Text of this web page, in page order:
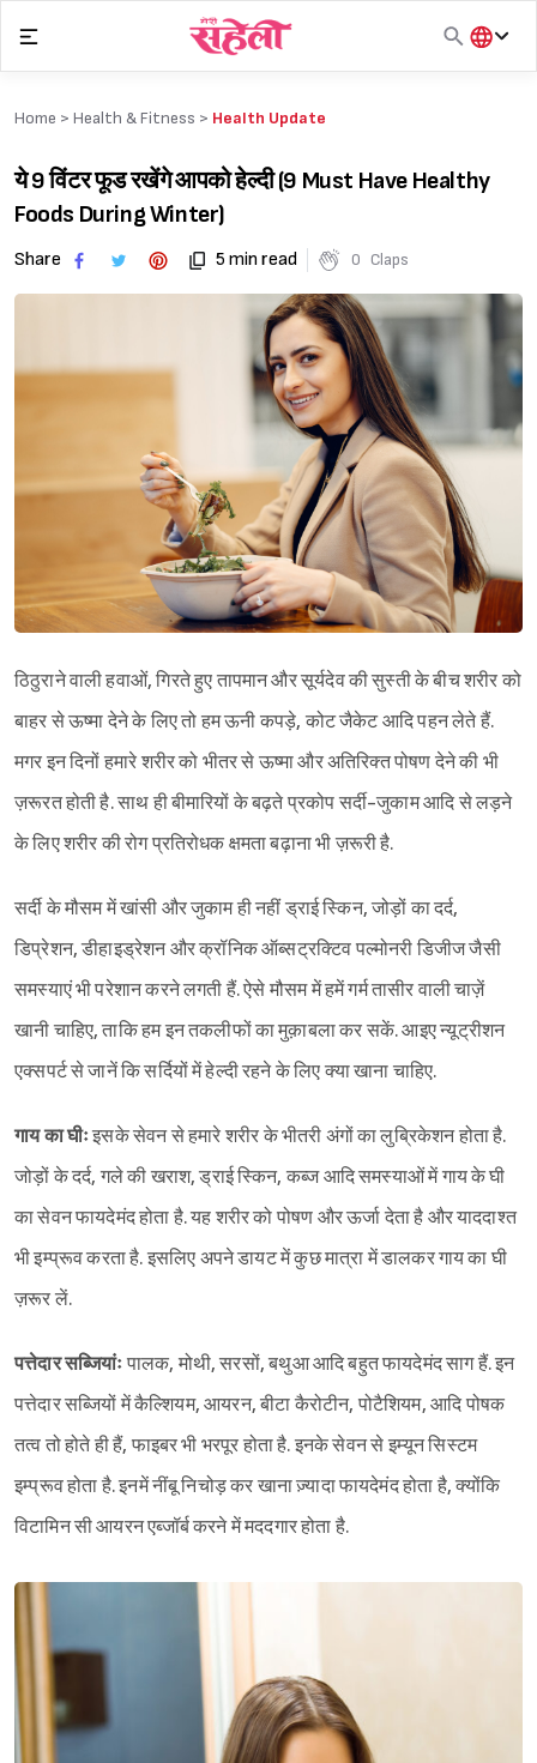
content
हिंदी
Home > Health & Fitness > Health Update
ये 9 विंटर फूड रखेंगे आपको हेल्दी (9 Must Have Healthy
Foods During Winter)
Share 5 min read 0 Claps
ठिठुराने वाली हवाओं, गिरते हुए तापमान और सूर्यदेव की सुस्ती के बीच शरीर को
बाहर से ऊष्मा देने के लिए तो हम ऊनी कपड़े, कोट जैकेट आदि पहन लेते हैं.
मगर इन दिनों हमारे शरीर को भीतर से ऊष्मा और अतिरिक्त पोषण देने की भी
ज़रूरत होती है. साथ ही बीमारियों के बढ़ते प्रकोप सर्दी-जुकाम आदि से लड़ने
के लिए शरीर की रोग प्रतिरोधक क्षमता बढ़ाना भी ज़रूरी है.
सर्दी के मौसम में खांसी और जुकाम ही नहीं ड्राई स्किन, जोड़ों का दर्द,
डिप्रेशन, डीहाइड्रेशन और क्रॉनिक ऑब्सट्रक्टिव पल्मोनरी डिजीज जैसी
समस्याएं भी परेशान करने लगती हैं. ऐसे मौसम में हमें गर्म तासीर वाली चाज़ें
खानी चाहिए, ताकि हम इन तकलीफों का मुक़ाबला कर सकें. आइए न्यूट्रीशन
एक्सपर्ट से जानें कि सर्दियों में हेल्दी रहने के लिए क्या खाना चाहिए.
गाय का घीःइसके सेवन से हमारे शरीर के भीतरी अंगों का लुब्रिकेशन होता है.
जोड़ों के दर्द, गले की खराश, ड्राई स्किन, कब्ज आदि समस्याओं में गाय के घी
का सेवन फायदेमंद होता है. यह शरीर को पोषण और ऊर्जा देता है और याददाश्त
भी इम्प्रूव करता है. इसलिए अपने डायट में कुछ मात्रा में डालकर गाय का घी
ज़रूर लें.
पत्तेदार सब्जियांः पालक, मोथी, सरसों, बथुआ आदि बहुत फायदेमंद साग हैं. इन
पत्तेदार सब्जियों में कैल्शियम, आयरन, बीटा कैरोटीन, पोटैशियम, आदि पोषक
तत्व तो होते ही हैं, फाइबर भी भरपूर होता है. इनके सेवन से इम्यून सिस्टम
इम्प्रूव होता है. इनमें नींबू निचोड़ कर खाना ज़्यादा फायदेमंद होता है, क्योंकि
विटामिन सी आयरन एब्जॉर्ब करने में मददगार होता है.